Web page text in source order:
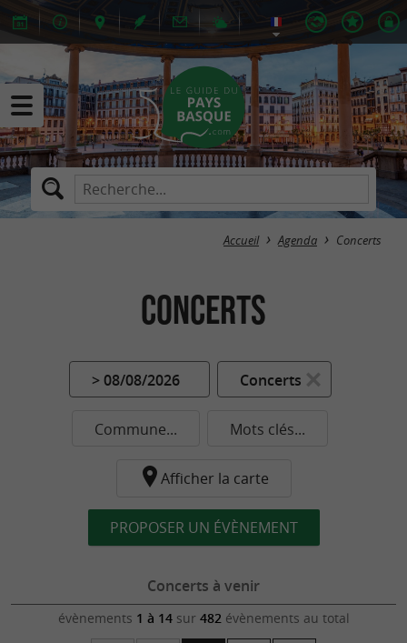
Accueil Agenda Concerts
Concerts
> 08/08/2026 Concerts
Commune... Mots clés...
Afficher la carte
PROPOSER UN ÉVÈNEMENT
Concerts à venir
évènements 1 à 14sur 482évènements au total